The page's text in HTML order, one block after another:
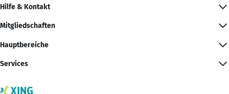
Hilfe & Kontakt
Mitgliedschaften
Hauptbereiche
Services